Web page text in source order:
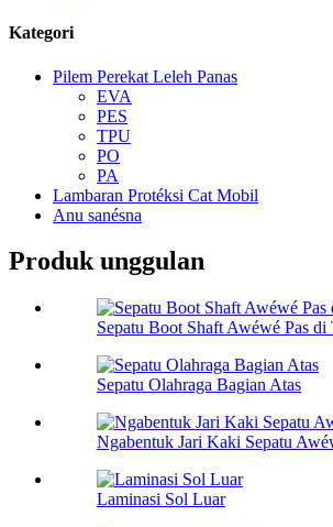
Kategori
Pilem Perekat Leleh Panas
EVA
PES
TPU
PO
PA
Lambaran Protéksi Cat Mobil
Anu sanésna
Produk unggulan
Sepatu Boot Shaft Awéwé Pas di
Sepatu Olahraga Bagian Atas
Ngabentuk Jari Kaki Sepatu
Laminasi Sol Luar